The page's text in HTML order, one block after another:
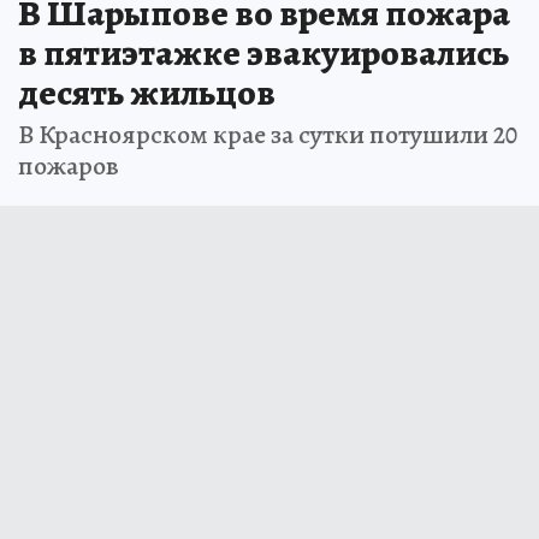
В Шарыпове во время пожара
в пятиэтажке эвакуировались
десять жильцов
В Красноярском крае за сутки потушили 20
пожаров